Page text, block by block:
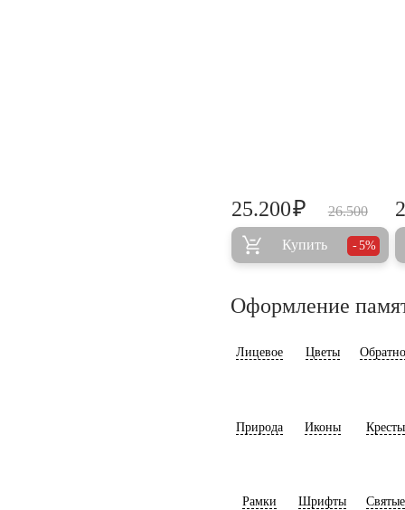
26.500
25.200₽
Купить 5%
Оформление
Лицевое Цветы
Природа Иконы Кресты
Рамки Шрифты Святые